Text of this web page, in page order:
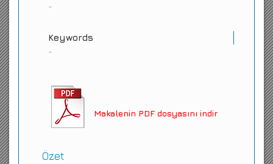
-
Keywords
-
Makalenin PDF dosyasını indir
Özet